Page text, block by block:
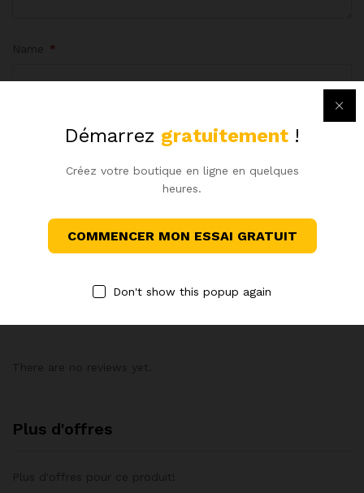
*
Enregistrer mon nom, mon e-mail et mon site dans le
navigateur pour mon prochain commentaire.
Plus d'offres
Démarrez gratuitement !
Créez votre boutique en ligne en quelques
heures.
COMMENCER MON ESSAI GRATUIT
Don't show this popup again